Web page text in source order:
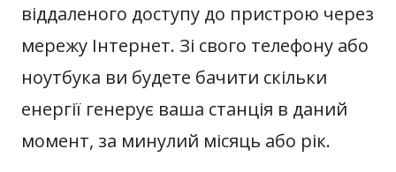
віддаленого доступу до пристрою через
мережу Інтернет. Зі свого телефону або
ноутбука ви будете бачити скільки
енергії генерує ваша станція в даний
момент, за минулий місяць або рік.